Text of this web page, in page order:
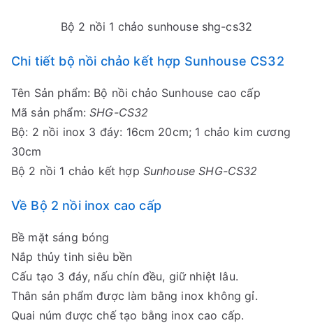
Bộ 2 nồi 1 chảo sunhouse shg-cs32
Chi tiết bộ nồi chảo kết hợp Sunhouse CS32
Tên Sản phẩm: Bộ nồi chảo Sunhouse cao cấp
Mã sản phẩm:SHG-CS32
Bộ: 2 nồi inox 3 đáy: 16cm 20cm; 1 chảo kim cương
30cm
Bộ 2 nồi 1 chảo kết hợp Sunhouse SHG-CS32
Về Bộ 2 nồi inox cao cấp
Bề mặt sáng bóng
Nắp thủy tinh siêu bền
Cấu tạo 3 đáy, nấu chín đều, giữ nhiệt lâu.
Thân sản phẩm được làm bằng inox không gỉ.
Quai núm được chế tạo bằng inox cao cấp.